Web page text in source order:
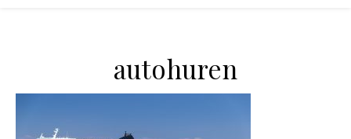
autohuren